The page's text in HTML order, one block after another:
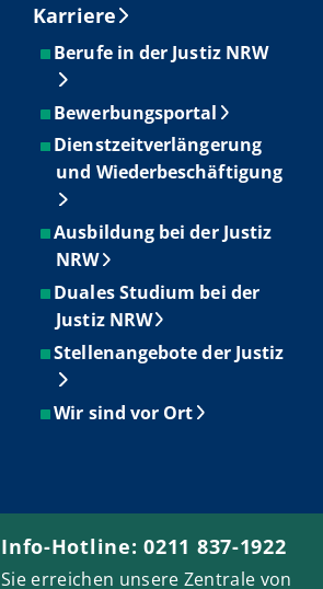
Karriere
Berufe in der Justiz NRW
Bewerbungsportal
Dienstzeitverlängerung
und Wiederbeschäftigung
Ausbildung bei der Justiz
NRW
Duales Studium bei der
Justiz NRW
Stellenangebote der Justiz
Wir sind vor Ort
Info-Hotline: 0211 837-1922
Sie erreichen unsere Zentrale von